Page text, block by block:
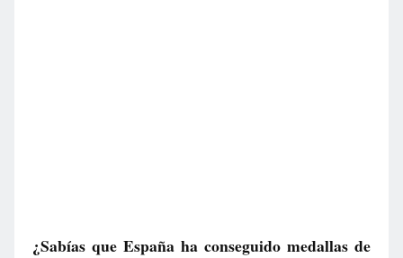
¿Sabías que España ha conseguido medallas de